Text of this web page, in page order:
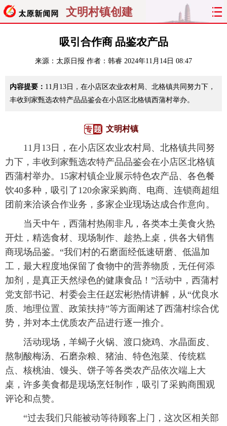
文明村镇创建
聚焦 太原
经济 关注 文明 出行
纵横 曝光 综合 专题
太原日报 太原晚报 热评 社区
吸引合作商 品鉴农产品
来源： 太原日报 作者：韩睿 2024年11月14日 08:47
内容提要： 11月13日，在小店区农业农村局、北格镇共同努力下，
丰收到家甄选农特产品品鉴会在小店区北格镇西蒲村举办。
文明村镇
11月13日，在小店区农业农村局、北格镇共同努
力下，丰收到家甄选农特产品品鉴会在小店区北格镇
西蒲村举办。15家村镇企业展示特色农产品、各色餐
饮40多种，吸引了120余家采购商、电商、连锁商超组
团前来洽谈合作业务，多家企业现场达成合作意向。
当天中午，西蒲村热闹非凡，各类本土美食火热
开灶，精选食材、现场制作、趁热上桌，供各大销售
商现场品鉴。“我们村的石磨面经低速研磨、低温加
工，最大程度地保留了食物中的营养物质，无任何添
加剂，是真正天然绿色的健康食品！”活动中，西蒲村
党支部书记、村委会主任赵宏彬热情讲解，从“优良水
质、地理位置、政策扶持”等方面阐述了西蒲村综合优
势，并对本土优质农产品进行逐一推介。
活动现场，羊蝎子火锅、渡口烧鸡、水晶面皮、
熬制酸梅汤、石磨杂粮、猪油、特色泡菜、传统糕
点、核桃油、馒头、饼子等各类农产品依次端上大
桌，许多美食都是现场烹饪制作，吸引了采购商围观
评论和点赞。
“过去我们只能被动等待顾客上门，这次区相关部